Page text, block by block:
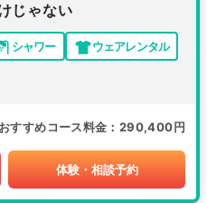
じゃない
シャワー
ウェアレンタル
おすすめコース料金 290,400円
体験・相談予約